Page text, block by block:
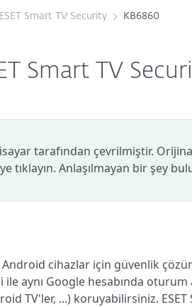
ESET Smart TV Security KB6860
Smart TV
tarafından çevrilmiştir.
tıklayın. Anlaşılmayan bir şey
Android cihazlar için güvenlik
aynı Google hesabında oturum
TV'ler, ...) koruyabilirsiniz.